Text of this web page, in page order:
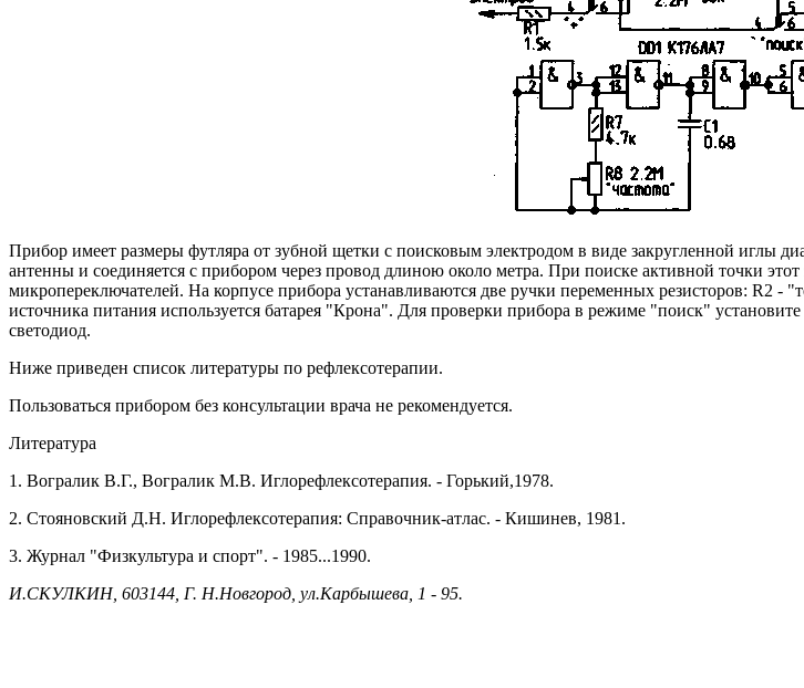
Прибор имеет размеры футляра от зубной щетки с поисковым электродом в виде закругленной иглы
антенны и соединяется с прибором через провод длиною около метра. При поиске активной точки
микропереключателей. На корпусе прибора устанавливаются две ручки переменных резисторов: R2 -
источника питания используется батарея "Крона". Для проверки прибора в режиме "поиск"
светодиод.
Ниже приведен список литературы по рефлексотерапии.
Пользоваться прибором без консультации врача не рекомендуется.
Литература
1. Вогралик В.Г., Вогралик М.В. Иглорефлексотерапия. - Горький,1978.
2. Стояновский Д.Н. Иглорефлексотерапия: Справочник-атлас. - Кишинев, 1981.
3. Журнал "Физкультура и спорт". - 1985...1990.
И.СКУЛКИН, 603144, Г. Н.Новгород, ул.Карбышева, 1 - 95.